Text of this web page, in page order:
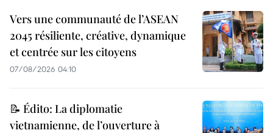
Vers une communauté de l’ASEAN
2045 résiliente, créative, dynamique
et centrée sur les citoyens
07/08/2026 04:10
📝 Édito: La diplomatie
vietnamienne, de l’ouverture à